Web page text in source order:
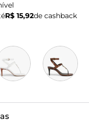
R$ 15,92de cashback